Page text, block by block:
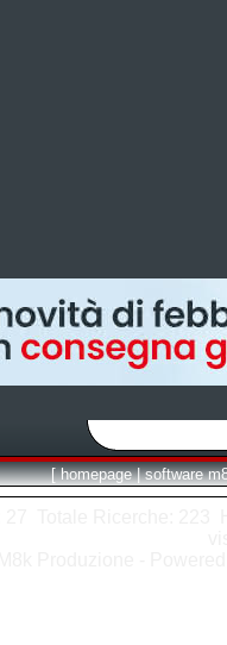
[ homepage | software